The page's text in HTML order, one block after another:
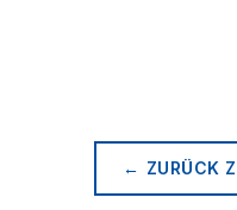
← ZURÜCK